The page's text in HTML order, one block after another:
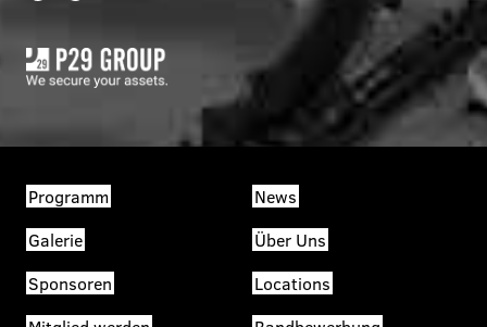
Programm
News
Galerie
Über Uns
Sponsoren
Locations